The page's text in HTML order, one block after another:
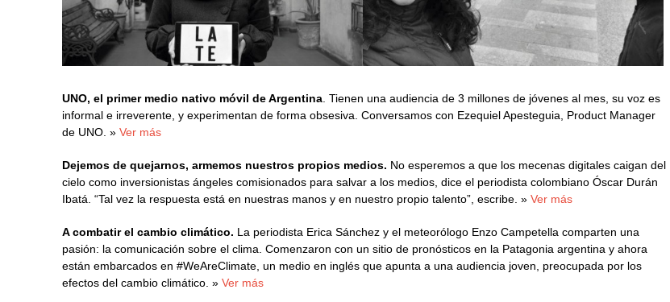
UNO, el primer medio nativo móvil de Argentina . Tienen una audiencia de 3 millones de jóvenes al mes, su voz es
informal e irreverente, y experimentan de forma obsesiva. Conversamos con Ezequiel Apesteguia, Product Manager
de UNO. »Ver más
Dejemos de quejarnos, armemos nuestros propios medios. No esperemos a que los mecenas digitales caigan del
cielo como inversionistas ángeles comisionados para salvar a los medios, dice el periodista colombiano Óscar Durán
Ibatá. “Tal vez la respuesta está en nuestras manos y en nuestro propio talento”, escribe. »Ver más
A combatir el cambio climático. La periodista Erica Sánchez y el meteorólogo Enzo Campetella comparten una
pasión: la comunicación sobre el clima. Comenzaron con un sitio de pronósticos en la Patagonia argentina y ahora
están embarcados en #WeAreClimate, un medio en inglés que apunta a una audiencia joven, preocupada por los
efectos del cambio climático. »Ver más